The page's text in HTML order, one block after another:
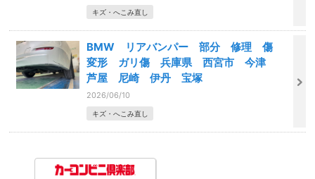
キズ・へこみ直し
BMW リアバンパー 部分 修理 傷
変形 ガリ傷 兵庫県 西宮市 今津
芦屋 尼崎 伊丹 宝塚
2026/06/10
キズ・へこみ直し